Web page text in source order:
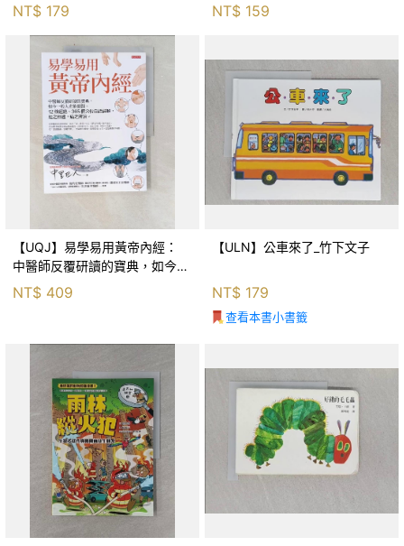
NT$ 179 NT$ 159
【UQJ】易學易用黃帝內經：
中醫師反覆研讀的寶典，如今一
般人也能實踐。12條經絡、365
個穴位白話詳解，經之所過，病
NT$ 409
【ULN】公車來了_竹下文子
NT$ 179
查看本書小書籤